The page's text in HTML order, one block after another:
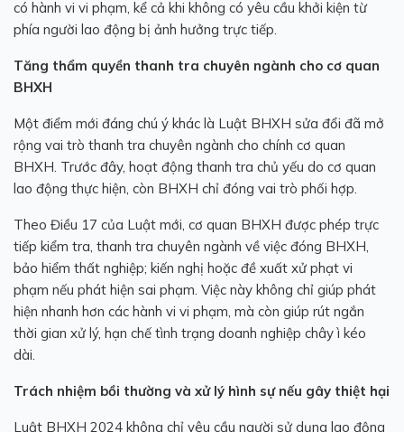
có hành vi vi phạm, kể cả khi không có yêu cầu khởi kiện từ
phía người lao động bị ảnh hưởng trực tiếp.
Tăng thẩm quyền thanh tra chuyên ngành cho cơ quan
BHXH
Một điểm mới đáng chú ý khác là Luật BHXH sửa đổi đã mở
rộng vai trò thanh tra chuyên ngành cho chính cơ quan
BHXH. Trước đây, hoạt động thanh tra chủ yếu do cơ quan
lao động thực hiện, còn BHXH chỉ đóng vai trò phối hợp.
Theo Điều 17 của Luật mới, cơ quan BHXH được phép trực
tiếp kiểm tra, thanh tra chuyên ngành về việc đóng BHXH,
bảo hiểm thất nghiệp; kiến nghị hoặc đề xuất xử phạt vi
phạm nếu phát hiện sai phạm. Việc này không chỉ giúp phát
hiện nhanh hơn các hành vi vi phạm, mà còn giúp rút ngắn
thời gian xử lý, hạn chế tình trạng doanh nghiệp chây ì kéo
dài.
Trách nhiệm bồi thường và xử lý hình sự nếu gây thiệt hại
Luật BHXH 2024 không chỉ yêu cầu người sử dụng lao động